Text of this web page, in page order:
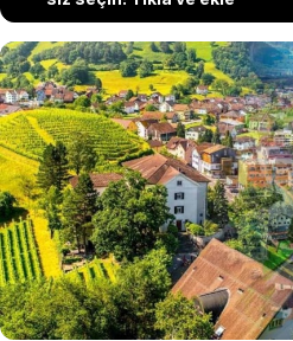
Ne askeri
en zengin
inmiyor. Bu